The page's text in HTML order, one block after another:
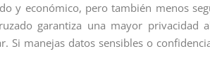
y económico, pero también menos
garantiza una mayor privacidad
Si manejas datos sensibles o